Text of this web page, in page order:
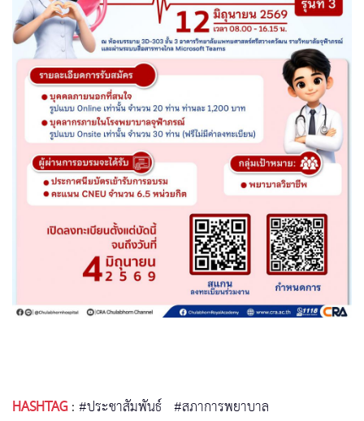
HASHTAG:#ประชาสัมพันธ์ #สภาการพยาบาล